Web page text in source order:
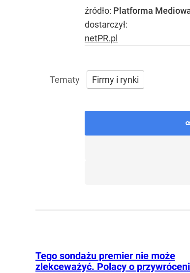
źródło: Platforma
dostarczył:
netPR.pl
Firmy i rynki
Tego sondażu premier nie może
zlekceważyć. Polacy o